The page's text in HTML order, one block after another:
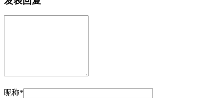
昵称*